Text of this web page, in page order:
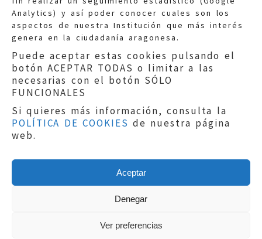
Analytics) y así poder conocer cuales son los
aspectos de nuestra Institución que más interés
genera en la ciudadanía aragonesa.
Puede aceptar estas cookies pulsando el
botón ACEPTAR TODAS o limitar a las
necesarias con el botón SÓLO
FUNCIONALES
Si quieres más información, consulta la
POLÍTICA DE COOKIES de nuestra página
web.
Aceptar
Denegar
Ver preferencias
Información general:
informacion@eljusticiadearagon.es
Teléfonos:900 210 210/
Aviso legal|Política de privacidad|
Protección de Datos
Política de cookies
Copyright © 2019El Justicia de Aragón|
Sephor Consulting